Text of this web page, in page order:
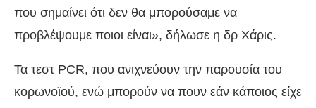
που σημαίνει ότι δεν θα μπορούσαμε να
προβλέψουμε ποιοι είναι», δήλωσε η δρ Χάρις.
Τα τεστ PCR, που ανιχνεύουν την παρουσία του
κορωνοϊού, ενώ μπορούν να πουν εάν κάποιος είχε